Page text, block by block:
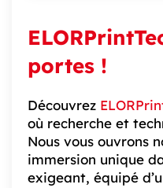
portes !
Découvrez
où recherche et
Nous vous ouvrons
immersion unique
exigeant, équipé